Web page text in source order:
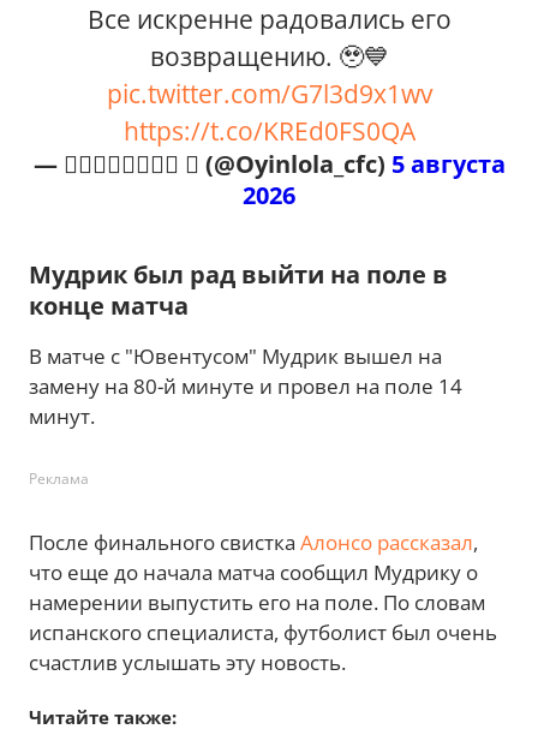
Все искренне радовались его
возвращению. 🥹💙
pic.twitter.com/G7l3d9x1wv
https://t.co/KREd0FS0QA
— 𝐎𝐘𝐈𝐍𝐋𝐎𝐋𝐀  (@Oyinlola_cfc) 5 августа
2026
Мудрик был рад выйти на поле в
конце матча
В матче с "Ювентусом" Мудрик вышел на
замену на 80-й минуте и провел на поле 14
минут.
Реклама
После финального свистка Алонсо рассказал,
что еще до начала матча сообщил Мудрику о
намерении выпустить его на поле. По словам
испанского специалиста, футболист был очень
счастлив услышать эту новость.
Читайте также: